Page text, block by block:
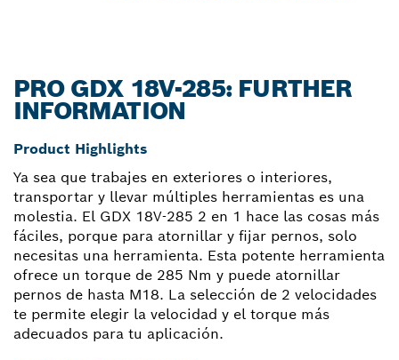
PRO GDX 18V-285: FURTHER
INFORMATION
Product Highlights
Ya sea que trabajes en exteriores o interiores,
transportar y llevar múltiples herramientas es una
molestia. El GDX 18V-285 2 en 1 hace las cosas más
fáciles, porque para atornillar y fijar pernos, solo
necesitas una herramienta. Esta potente herramienta
ofrece un torque de 285 Nm y puede atornillar
pernos de hasta M18. La selección de 2 velocidades
te permite elegir la velocidad y el torque más
adecuados para tu aplicación.